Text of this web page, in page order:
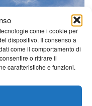
come i cookie per
dispositivo. Il consenso a
come il comportamento di
o ritirare il
caratteristiche e funzioni.
ancora ben
medie stagionali
Venerdì Sabato